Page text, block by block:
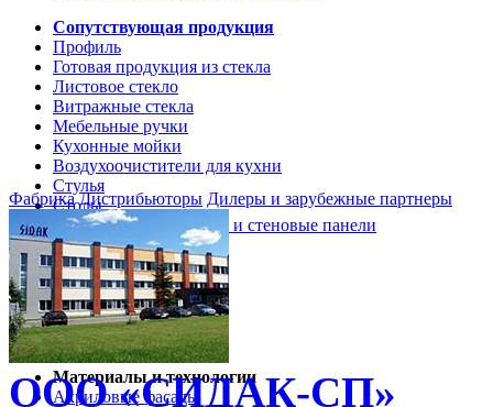
Сопутствующая продукция
Профиль
Готовая продукция из стекла
Листовое стекло
Витражные стекла
Мебельные ручки
Кухонные мойки
Воздухоочистители для кухни
Стулья
Столы
Кухонные столешницы и стеновые панели
Кухни и мебель
Кухни Softline Marine
Кухни Сидак-СП
Гид по декорам
Материалы и технологии
Акриловые фасады
Фабрика Дистрибьюторы Дилеры и зарубежные партнеры
ООО «CИДАК-СП»